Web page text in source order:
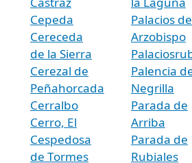
Cepeda
Cereceda
de la Sierra
Cerezal de
Peñahorcada
Cerralbo
Cerro, El
Cespedosa
de Tormes
Palacios
Arzobispo
Palencia
Negrilla
Parada de
Arriba
Parada de
Rubiales